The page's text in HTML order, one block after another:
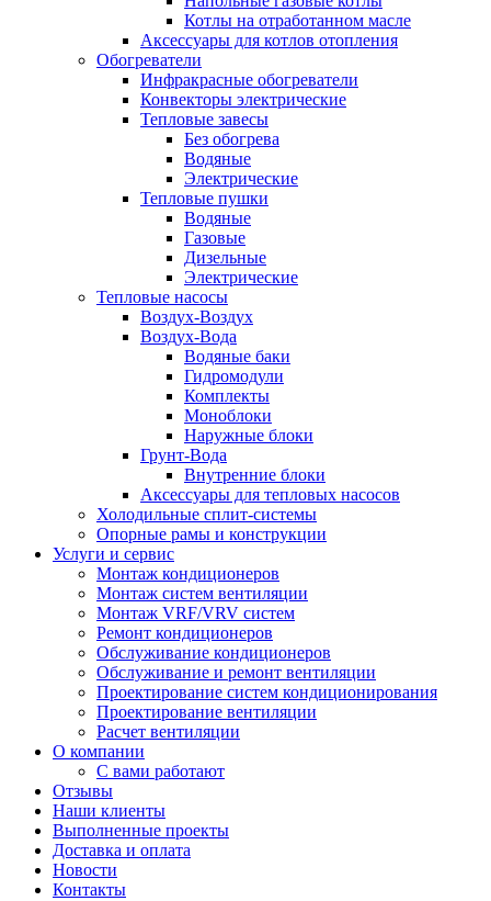
Котлы на отработанном масле
Аксессуары для котлов отопления
Обогреватели
Инфракрасные обогреватели
Конвекторы электрические
Тепловые завесы
Без обогрева
Водяные
Электрические
Тепловые пушки
Водяные
Газовые
Дизельные
Электрические
Тепловые насосы
Воздух-Воздух
Воздух-Вода
Водяные баки
Гидромодули
Комплекты
Моноблоки
Наружные блоки
Грунт-Вода
Внутренние блоки
Аксессуары для тепловых насосов
Холодильные сплит-системы
Опорные рамы и конструкции
Услуги и сервис
Монтаж кондиционеров
Монтаж систем вентиляции
Монтаж VRF/VRV систем
Ремонт кондиционеров
Обслуживание кондиционеров
Обслуживание и ремонт вентиляции
Проектирование систем кондиционирования
Проектирование вентиляции
Расчет вентиляции
О компании
С вами работают
Отзывы
Наши клиенты
Выполненные проекты
Доставка и оплата
Новости
Контакты